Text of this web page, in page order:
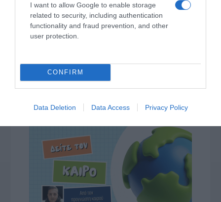
I want to allow Google to enable storage
related to security, including authentication
functionality and fraud prevention, and other
user protection.
CONFIRM
Data Deletion Data Access Privacy Policy